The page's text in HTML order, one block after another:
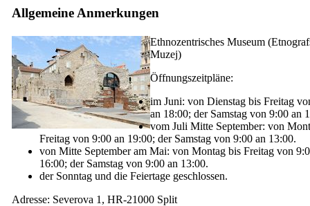
Allgemeine Anmerkungen
Ethnozentrisches Museum (
Muzej)
Öffnungszeitpläne:
im Juni: von Dienstag bis Freitag
an 18:00; der Samstag von 9:00 an
vom Juli Mitte September: von
Freitag von 9:00 an 19:00; der Samstag von 9:00 an 13:00.
von Mitte September am Mai: von Montag bis Freitag von
16:00; der Samstag von 9:00 an 13:00.
der Sonntag und die Feiertage geschlossen.
Adresse: Severova 1, HR-21000 Split